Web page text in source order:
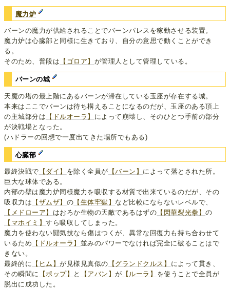
魔力炉
バーンの魔力が供給されることでバーンパレスを稼動させる装置。
魔力炉は心臓部と同様に生きており、自分の意思で動くことができ
る。
そのため、普段は 【ゴロア】 が管理人として管理している。
バーンの城
天魔の塔の最上階にあるバーンが滞在している玉座が存在する城。
本来はここでバーンは待ち構えることになるのだが、玉座のある頂上
の主城部分は 【ドルオーラ】 によって崩壊し、そのひとつ手前の部分
が決戦場となった。
(ハドラーの回想で一度出てきた場所でもある)
心臓部
最終決戦で 【ダイ】 を除く全員が 【バーン】 によって落とされた所。
巨大な球体である。
内部の壁は魔力炉同様魔力を吸収する材質で出来ているのだが、その
吸収力は 【ザムザ】 の 【生体牢獄】 など比較にならないレベルで、
【メドローア】 はおろか生物の天敵であるはずの 【閃華裂光拳】の
【マホイミ】すら吸収してしまった。
魔力を使わない闘気技なら傷はつくが、異常な回復力も持ち合わせて
いるため 【ドルオーラ】 並みのパワーでなければ完全に破ることはで
きない。
最終的に 【ヒム】が見様見真似の 【グランドクルス】 によって貫き、
その瞬間に
【ポップ】 と 【アバン】が 【ルーラ】 を使うことで全員が
脱出に成功した。